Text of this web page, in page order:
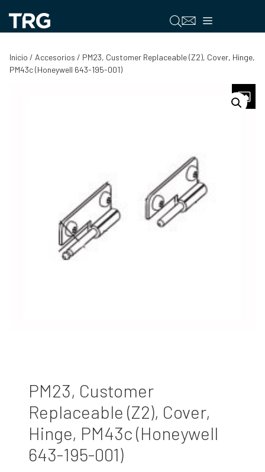
contenido
Menú
Inicio / Accesorios / PM23, Customer Replaceable (Z2), Cover, Hinge,
PM43c (Honeywell 643-195-001)
PM23, Customer
Replaceable (Z2), Cover,
Hinge, PM43c (Honeywell
643-195-001)